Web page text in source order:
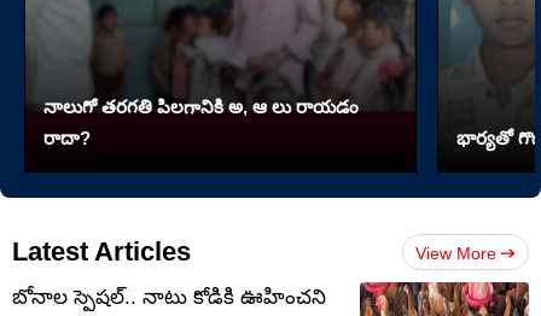
నాలుగో త‌ర‌గతి పిలగానికి అ, ఆ లు రాయ‌డం
రాదా?
భార్యతో
Latest Articles View More
బోనాల స్పెషల్.. నాటు కోడికి ఊహించని